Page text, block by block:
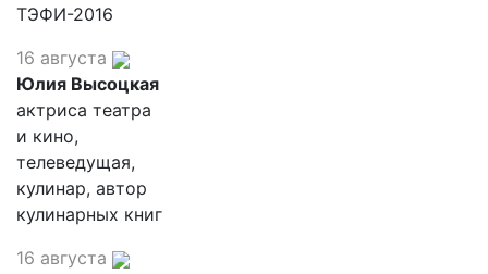
ТЭФИ-2016
16 августа
Юлия Высоцкая
актриса театра
и кино,
телеведущая,
кулинар, автор
кулинарных книг
16 августа